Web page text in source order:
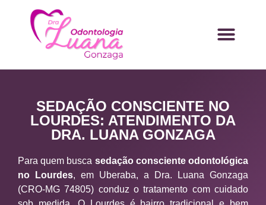
SEDAÇÃO CONSCIENTE NO
LOURDES: ATENDIMENTO DA
DRA. LUANA GONZAGA
Para quem busca sedação consciente odontológica
no Lourdes, em Uberaba, a Dra. Luana Gonzaga
(CRO-MG 74805) conduz o tratamento com cuidado